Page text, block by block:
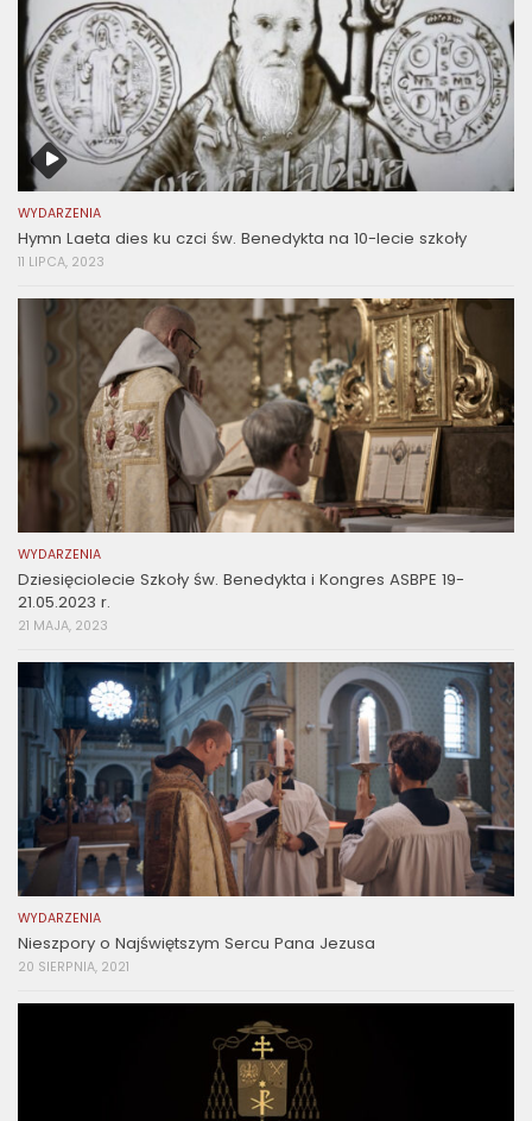
WYDARZENIA
Hymn Laeta dies ku czci św. Benedykta na 10-lecie szkoły
11 LIPCA, 2023
WYDARZENIA
Dziesięciolecie Szkoły św. Benedykta i Kongres ASBPE 19-
21.05.2023 r.
21 MAJA, 2023
WYDARZENIA
Nieszpory o Najświętszym Sercu Pana Jezusa
20 SIERPNIA, 2021